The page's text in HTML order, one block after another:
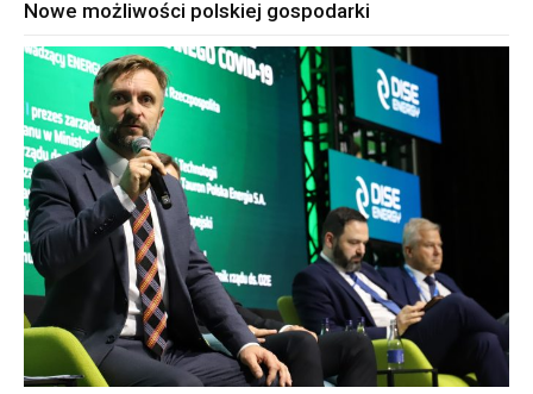
Nowe możliwości polskiej gospodarki